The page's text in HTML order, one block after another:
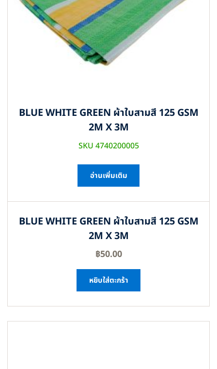
BLUE WHITE GREEN ผ้าใบสามสี 125 GSM
2M X 3M
SKU 4740200005
อ่านเพิ่มเติม
BLUE WHITE GREEN ผ้าใบสามสี 125 GSM
2M X 3M
฿50.00
หยิบใส่ตะกร้า